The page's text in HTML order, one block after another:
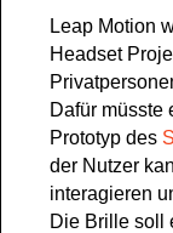
Leap Motion
Headset
Dafür müsste
Prototyp des
der Nutzer
interagieren
Die Brille soll